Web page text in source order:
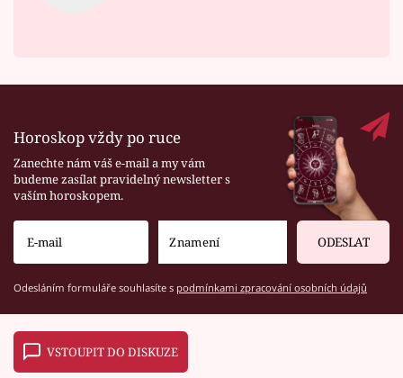
Horoskop vždy po ruce
Zanechte nám váš e-mail a my vám
budeme zasílat pravidelný newsletter s
vaším horoskopem.
ODESLAT
Odesláním formuláře souhlasíte s podmínkami zpracování osobních údajů
VSTOUPIT DO DISKUZE